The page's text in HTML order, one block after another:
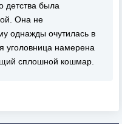
детства была
Она не
однажды очутилась в
уголовница намерена
сплошной кошмар.